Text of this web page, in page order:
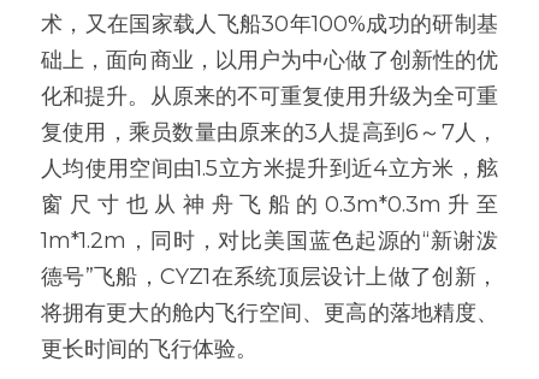
术，又在国家载人飞船30年100%成功的研制基
础上，面向商业，以用户为中心做了创新性的优
化和提升。从原来的不可重复使用升级为全可重
复使用，乘员数量由原来的3人提高到6～7人，
人均使用空间由1.5立方米提升到近4立方米，舷
窗尺寸也从神舟飞船的0.3m*0.3m升至
1m*1.2m，同时，对比美国蓝色起源的“新谢泼
德号”飞船，CYZ1在系统顶层设计上做了创新，
将拥有更大的舱内飞行空间、更高的落地精度、
更长时间的飞行体验。